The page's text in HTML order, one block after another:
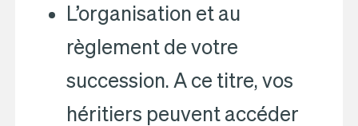
L’organisation et au
règlement de votre
succession. A ce titre, vos
héritiers peuvent accéder